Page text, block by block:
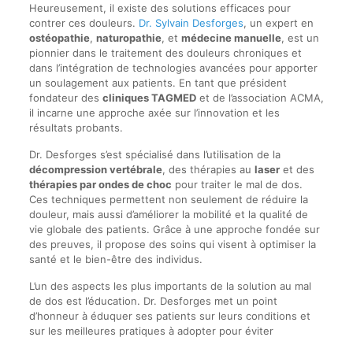
Heureusement, il existe des solutions efficaces pour
contrer ces douleurs. Dr. Sylvain Desforges, un expert en
ostéopathie, naturopathie, et médecine manuelle, est un
pionnier dans le traitement des douleurs chroniques et
dans l’intégration de technologies avancées pour apporter
un soulagement aux patients. En tant que président
fondateur des cliniques TAGMEDet de l’association ACMA,
il incarne une approche axée sur l’innovation et les
résultats probants.
Dr. Desforges s’est spécialisé dans l’utilisation de la
décompression vertébrale, des thérapies au laseret des
thérapies par ondes de choc pour traiter le mal de dos.
Ces techniques permettent non seulement de réduire la
douleur, mais aussi d’améliorer la mobilité et la qualité de
vie globale des patients. Grâce à une approche fondée sur
des preuves, il propose des soins qui visent à optimiser la
santé et le bien-être des individus.
L’un des aspects les plus importants de la solution au mal
de dos est l’éducation. Dr. Desforges met un point
d’honneur à éduquer ses patients sur leurs conditions et
sur les meilleures pratiques à adopter pour éviter